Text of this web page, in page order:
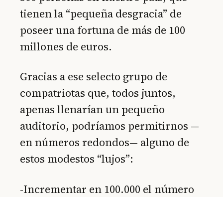
tienen la “pequeña desgracia” de
poseer una fortuna de más de 100
millones de euros.
Gracias a ese selecto grupo de
compatriotas que, todos juntos,
apenas llenarían un pequeño
auditorio, podríamos permitirnos —
en números redondos— alguno de
estos modestos “lujos”:
-Incrementar en 100.000 el número